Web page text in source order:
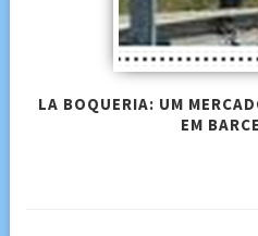
LA BOQUERIA: UM
EM